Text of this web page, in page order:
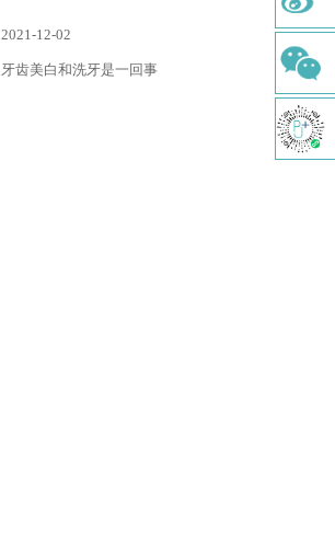
2021-12-02
牙齿美白和洗牙是一回事